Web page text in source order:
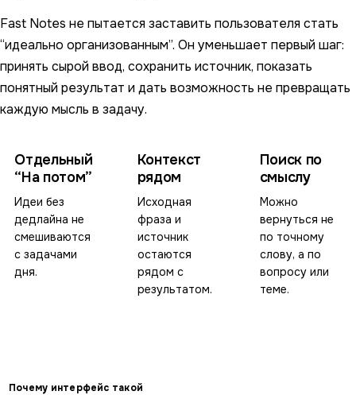
Fast Notes не пытается заставить пользователя стать
“идеально организованным”. Он уменьшает первый шаг:
принять сырой ввод, сохранить источник, показать
понятный результат и дать возможность не превращать
каждую мысль в задачу.
Отдельный
“На потом”
Идеи без
дедлайна не
смешиваются
с задачами
дня.
Контекст
рядом
Исходная
фраза и
источник
остаются
рядом с
результатом.
Поиск по
смыслу
Можно
вернуться не
по точному
слову, а по
вопросу или
теме.
Почему интерфейс такой